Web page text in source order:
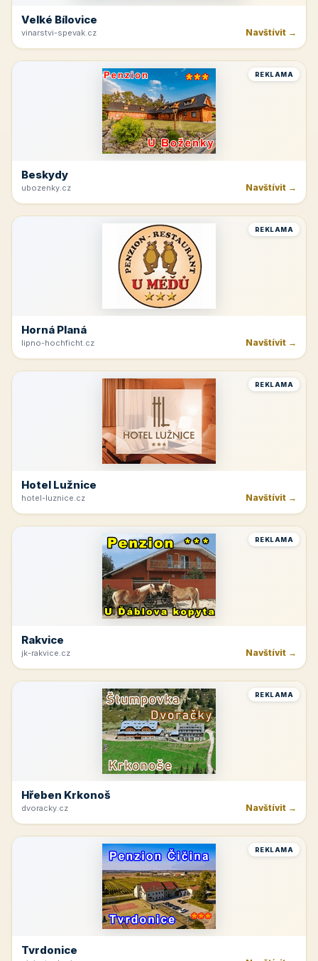
Velké Bílovice
vinarstvi-spevak.cz Navštívit →
REKLAMA
Beskydy
ubozenky.cz Navštívit →
REKLAMA
Horná Planá
lipno-hochficht.cz Navštívit →
REKLAMA
Hotel Lužnice
hotel-luznice.cz Navštívit →
REKLAMA
Rakvice
jk-rakvice.cz Navštívit →
REKLAMA
Hřeben Krkonoš
dvoracky.cz Navštívit →
REKLAMA
Tvrdonice